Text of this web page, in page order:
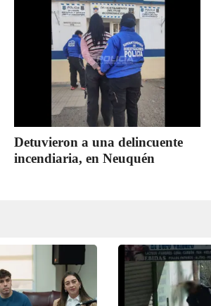
Detuvieron a una delincuente
incendiaria, en Neuquén